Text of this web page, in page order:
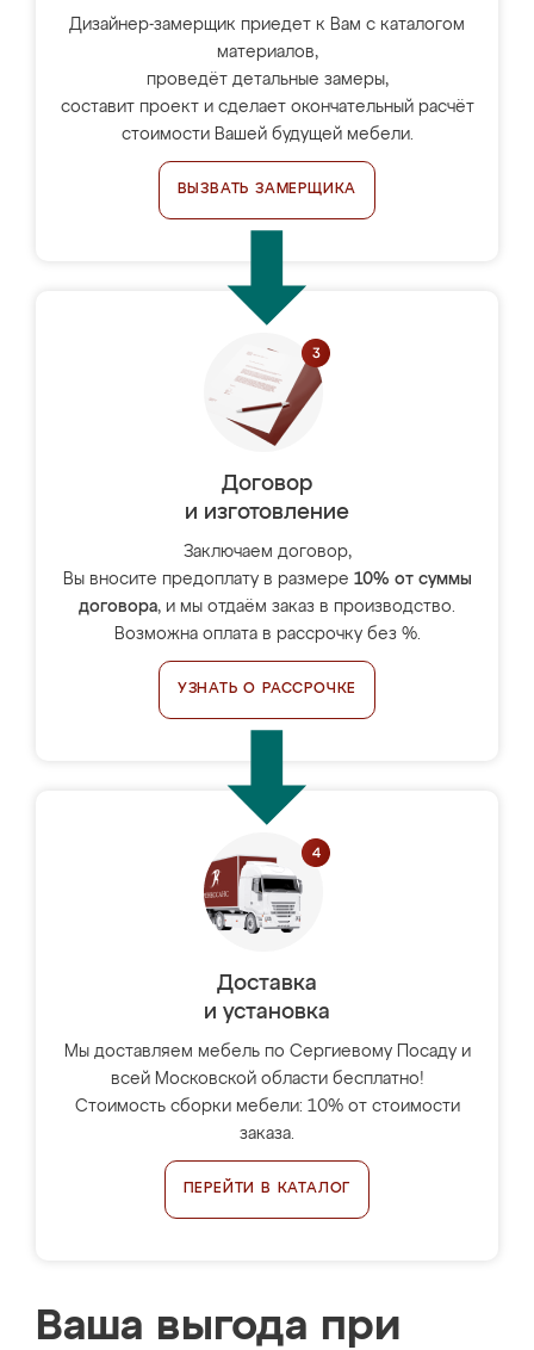
Дизайнер-замерщик приедет к Вам с каталогом
материалов,
проведёт детальные замеры,
составит проект и сделает окончательный расчёт
стоимости Вашей будущей мебели.
ВЫЗВАТЬ ЗАМЕРЩИКА
Договор
и изготовление
Заключаем договор,
Вы вносите предоплату в размере 10% от суммы
договора, и мы отдаём заказ в производство.
Возможна оплата в рассрочку без %.
УЗНАТЬ О РАССРОЧКЕ
Доставка
и установка
Мы доставляем мебель по Сергиевому Посаду и
всей Московской области бесплатно!
Стоимость сборки мебели: 10% от стоимости
заказа.
ПЕРЕЙТИ В КАТАЛОГ
Ваша выгода при